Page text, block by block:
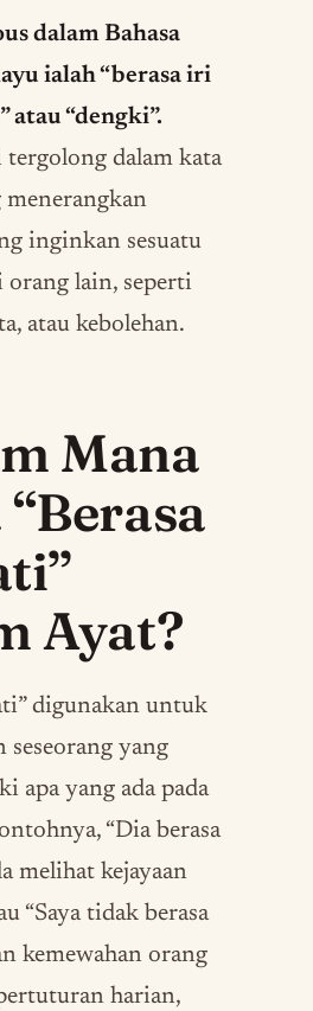
dalam Bahasa
ialah “berasa iri
atau “dengki”.
tergolong dalam kata
inginkan sesuatu
lain, seperti
atau kebolehan.
Mana
Ayat?
digunakan untuk
seseorang yang
apa yang ada pada
“Dia berasa
melihat kejayaan
“Saya tidak berasa
kemewahan orang
harian,